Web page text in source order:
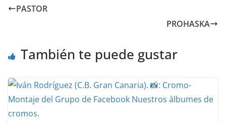
PASTOR
PROHASKA
También te puede gustar